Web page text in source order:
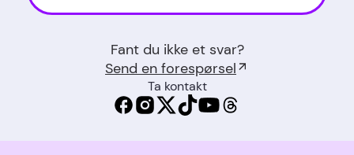
Fant du ikke et svar?
Send en forespørsel
Ta kontakt